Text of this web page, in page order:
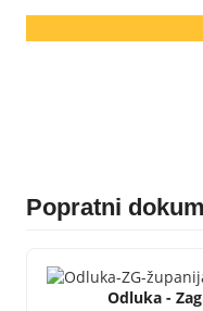
Popratni
Odluka -